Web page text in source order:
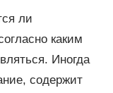
ли
каким
Иногда
содержит